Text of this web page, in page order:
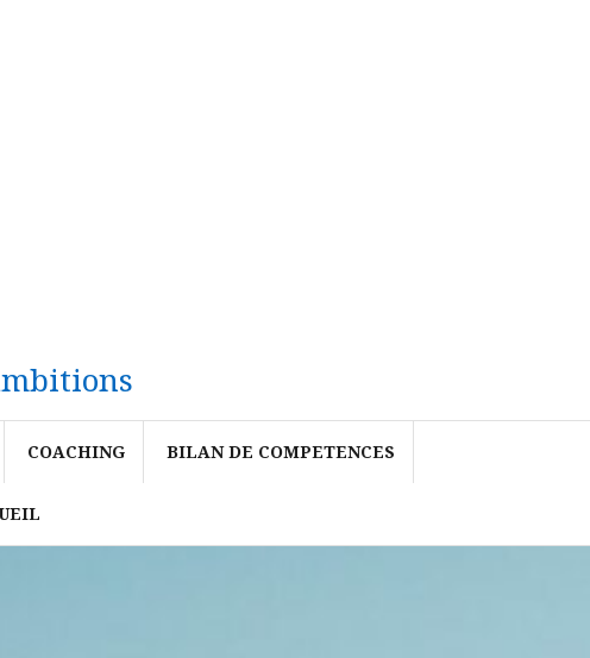
COACHING BILAN DE COMPETENCES